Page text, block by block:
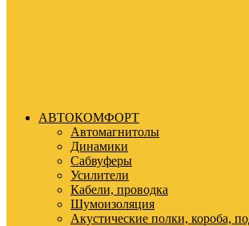
АВТОКОМФОРТ
Автомагнитолы
Динамики
Сабвуферы
Усилители
Кабели, проводка
Шумоизоляция
Акустические полки, короба,